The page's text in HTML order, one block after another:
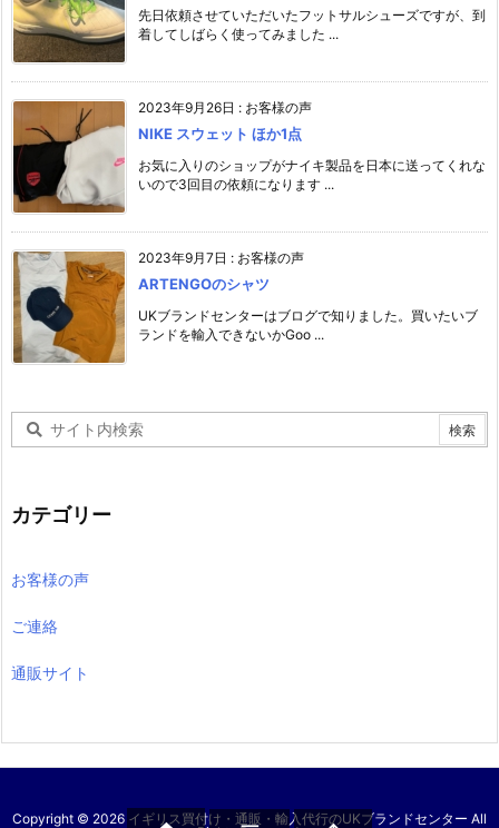
先日依頼させていただいたフットサルシューズですが、到
着してしばらく使ってみました ...
2023年9月26日 : お客様の声
NIKE スウェット ほか1点
お気に入りのショップがナイキ製品を日本に送ってくれな
いので3回目の依頼になります ...
2023年9月7日 : お客様の声
ARTENGOのシャツ
UKブランドセンターはブログで知りました。買いたいブ
ランドを輸入できないかGoo ...
カテゴリー
お客様の声
ご連絡
通販サイト
Copyright © 2026 イギリス買付け・通販・輸入代行のUKブランドセンター All